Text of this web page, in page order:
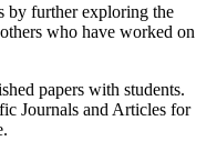
by further exploring the
who have worked on
papers with students.
Journals and Articles for